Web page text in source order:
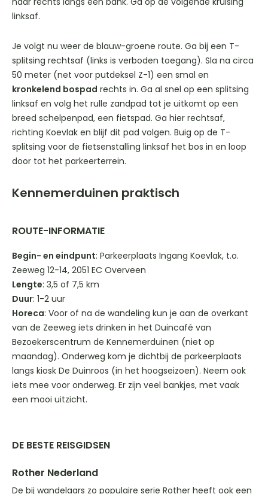
linksaf.
Je volgt nu weer de blauw-groene route. Ga bij een T-
splitsing rechtsaf (links is verboden toegang). Sla na circa
50 meter (net voor putdeksel Z-1) een smal en
kronkelend bospad rechts in. Ga al snel op een splitsing
linksaf en volg het rulle zandpad tot je uitkomt op een
breed schelpenpad, een fietspad. Ga hier rechtsaf,
richting Koevlak en blijf dit pad volgen. Buig op de T-
splitsing voor de fietsenstalling linksaf het bos in en loop
door tot het parkeerterrein.
Kennemerduinen praktisch
ROUTE-INFORMATIE
Begin- en eindpunt: Parkeerplaats Ingang Koevlak, t.o.
Zeeweg 12-14, 2051 EC Overveen
Lengte: 3,5 of 7,5 km
Duur: 1-2 uur
Horeca: Voor of na de wandeling kun je aan de overkant
van de Zeeweg iets drinken in het Duincafé van
Bezoekerscentrum de Kennemerduinen (niet op
maandag). Onderweg kom je dichtbij de parkeerplaats
langs kiosk De Duinroos (in het hoogseizoen). Neem ook
iets mee voor onderweg. Er zijn veel bankjes, met vaak
een mooi uitzicht.
DE BESTE REISGIDSEN
Rother Nederland
De bij wandelaars zo populaire serie Rother heeft ook een